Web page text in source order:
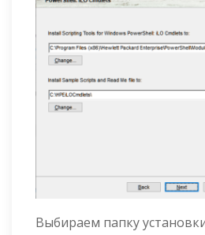
Выбираем папку